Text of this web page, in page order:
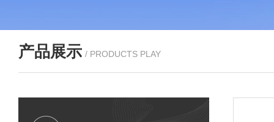
产品展示 / PRODUCTS PLAY